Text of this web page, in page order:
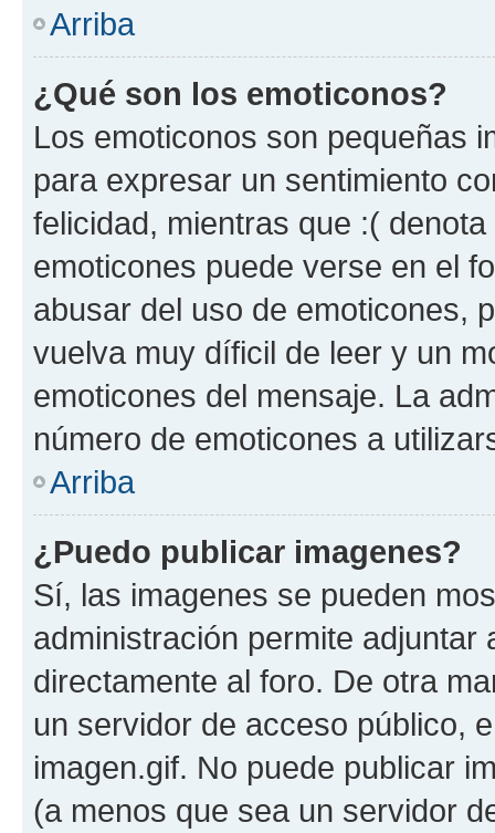
Arriba
¿Qué son los emoticonos?
Los emoticonos son pequeñas
para expresar un sentimiento
felicidad, mientras que :(
emoticones puede verse en el
abusar del uso de emoticones,
vuelva muy díficil de leer y un
emoticones del mensaje. La
número de emoticones a
Arriba
¿Puedo publicar imagenes?
Sí, las imagenes se pueden
administración permite
directamente al foro. De otra
un servidor de acceso público,
imagen.gif. No puede publicar
(a menos que sea un servidor